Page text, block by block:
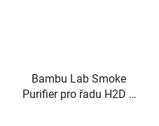
Bambu Lab Smoke
Purifier pro řadu H2D a